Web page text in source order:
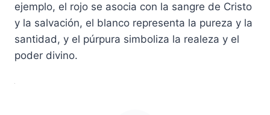
ejemplo, el rojo se asocia con la sangre de Cristo
y la salvación, el blanco representa la pureza y la
santidad, y el púrpura simboliza la realeza y el
poder divino.